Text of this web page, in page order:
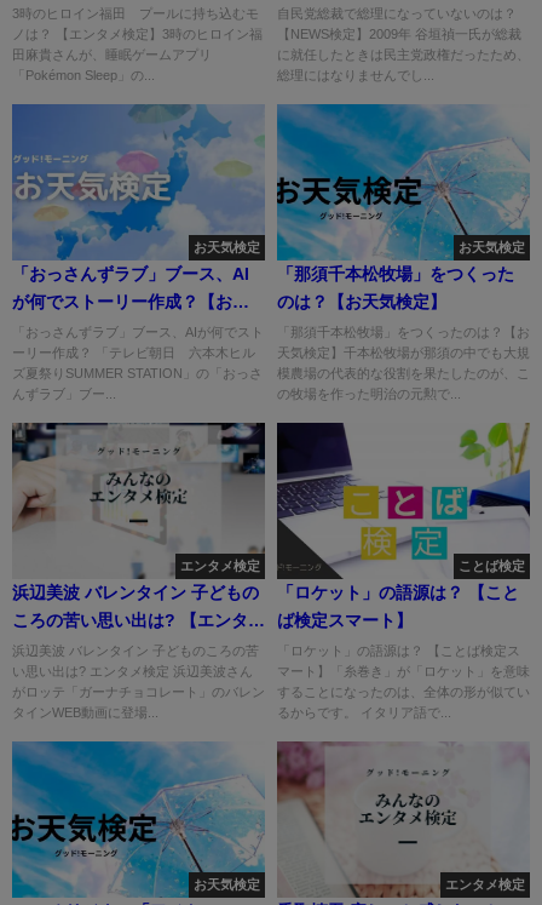
定】
3時のヒロイン福田 プールに持ち込むモ
ノは？ 【エンタメ検定】3時のヒロイン福
田麻貴さんが、睡眠ゲームアプリ
「Pokémon Sleep」の...
自民党総裁で総理になっていないのは？
【NEWS検定】2009年 谷垣禎一氏が総裁
に就任したときは民主党政権だったため、
総理にはなりませんでし...
お天気検定
「おっさんずラブ」ブース、AI
が何でストーリー作成？【お天
気検定】
「おっさんずラブ」ブース、AIが何でスト
ーリー作成？ 「テレビ朝日 六本木ヒル
ズ夏祭りSUMMER STATION」の「おっさ
んずラブ」ブー...
お天気検定
「那須千本松牧場」をつくった
のは？【お天気検定】
「那須千本松牧場」をつくったのは？【お
天気検定】千本松牧場が那須の中でも大規
模農場の代表的な役割を果たしたのが、こ
の牧場を作った明治の元勲で...
エンタメ検定
浜辺美波 バレンタイン 子どもの
ころの苦い思い出は? 【エンタメ
検定】
浜辺美波 バレンタイン 子どものころの苦
い思い出は? エンタメ検定 浜辺美波さん
がロッテ「ガーナチョコレート」のバレン
タインWEB動画に登場...
ことば検定
「ロケット」の語源は？ 【こと
ば検定スマート】
「ロケット」の語源は？ 【ことば検定ス
マート】「糸巻き」が「ロケット」を意味
することになったのは、全体の形が似てい
るからです。 イタリア語で...
お天気検定 エンタメ検定